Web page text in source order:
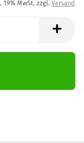
19% MwSt. zzgl. Versand